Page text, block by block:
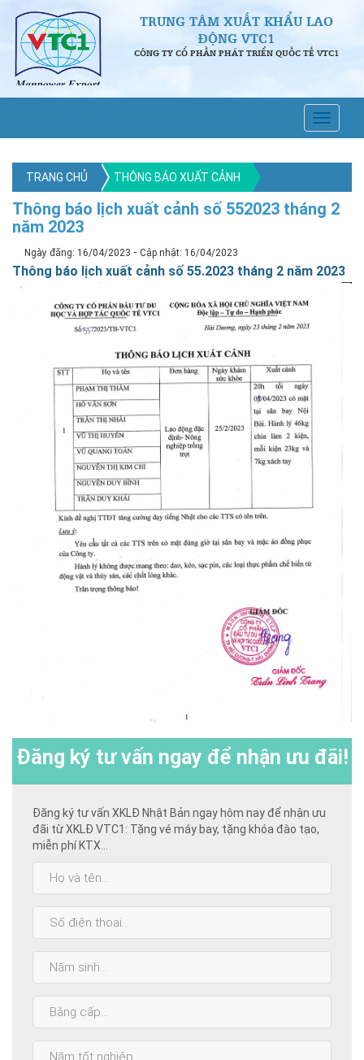
TRUNG TÂM XUẤT KHẨU LAO
ĐỘNG VTC1
CÔNG TY CỔ PHẦN PHÁT TRIỂN QUỐC TẾ VTC1
TRANG CHỦ THÔNG BÁO XUẤT CẢNH
Thông báo lịch xuất cảnh số 552023 tháng 2
năm 2023
Ngày đăng: 16/04/2023 - Cập nhật: 16/04/2023
Thông báo lịch xuất cảnh số 55.2023 tháng 2 năm 2023
Đăng ký tư vấn ngay để nhận ưu đãi!
Đăng ký tư vấn XKLĐ Nhật Bản ngay hôm nay để nhận ưu
đãi từ XKLĐ VTC1: Tặng vé máy bay, tặng khóa đào tạo,
miễn phí KTX...
sinh:
cấp
nhất: